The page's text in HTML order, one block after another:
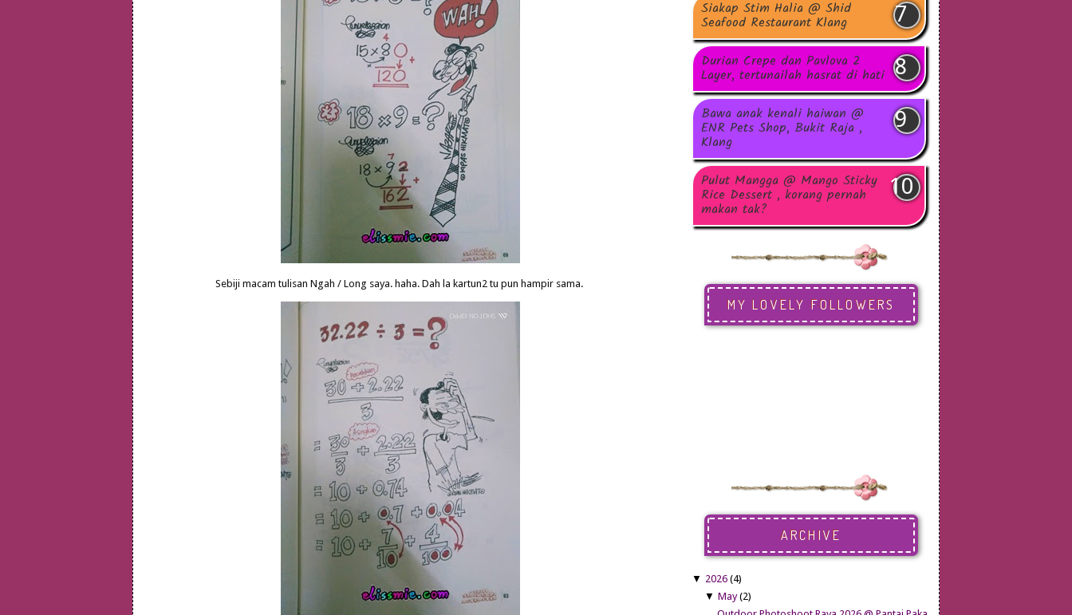
Sebiji macam tulisan Ngah / Long saya. haha. Dah la kartun2 tu pun hampir sama.
Siakap Stim Halia @ Shid
Seafood Restaurant Klang
Durian Crepe dan Pavlova 2
Layer, tertunailah hasrat di hati
Bawa anak kenali haiwan @
ENR Pets Shop, Bukit Raja ,
Klang
Pulut Mangga @ Mango Sticky
Rice Dessert , korang pernah
makan tak?
MY LOVELY FOLLOWERS
ARCHIVE
▼ 2026 (4)
▼ May (2)